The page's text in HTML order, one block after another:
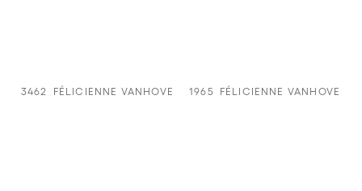
3462 FÉLICIENNE VANHOVE 1965 FÉLICIENNE VANHOVE